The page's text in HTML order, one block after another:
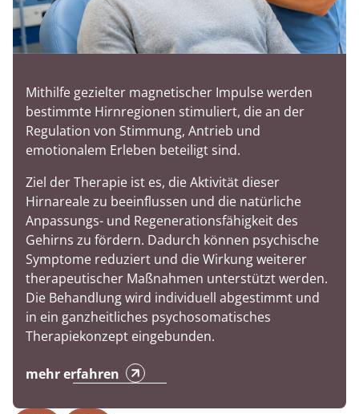
Mithilfe gezielter magnetischer Impulse werden
bestimmte Hirnregionen stimuliert, die an der
Regulation von Stimmung, Antrieb und
emotionalem Erleben beteiligt sind.
Ziel der Therapie ist es, die Aktivität dieser
Hirnareale zu beeinflussen und die natürliche
Anpassungs- und Regenerationsfähigkeit des
Gehirns zu fördern. Dadurch können psychische
Symptome reduziert und die Wirkung weiterer
therapeutischer Maßnahmen unterstützt werden.
Die Behandlung wird individuell abgestimmt und
in ein ganzheitliches psychosomatisches
Therapiekonzept eingebunden.
mehr erfahren